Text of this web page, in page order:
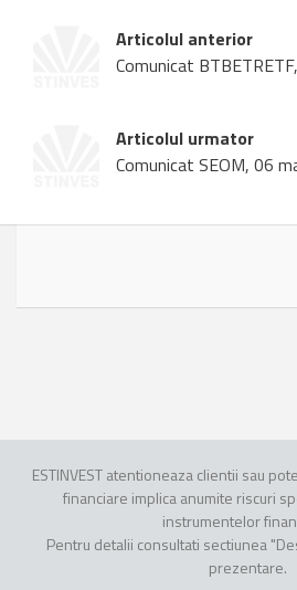
Articolul anterior
Comunicat
Articolul urmator
Comunicat SEOM, 06
ESTINVEST atentioneaza clientii sau
financiare implica anumite riscuri
instrumentelor
Pentru detalii consultati sectiunea
prezentare.